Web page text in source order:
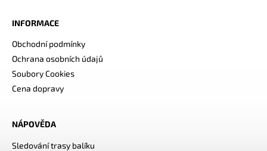
INFORMACE
Obchodní podmínky
Ochrana osobních údajů
Soubory Cookies
Cena dopravy
NÁPOVĚDA
Sledování trasy balíku